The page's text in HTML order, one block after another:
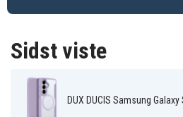
Materiale
Sidst viste
DUX DUCIS Samsung